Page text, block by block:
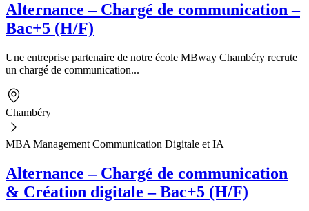
Alternance – Chargé de communication –
Bac+5 (H/F)
Une entreprise partenaire de notre école MBway Chambéry recrute
un chargé de communication...
Chambéry
MBA Management Communication Digitale et IA
Alternance – Chargé de communication
& Création digitale – Bac+5 (H/F)